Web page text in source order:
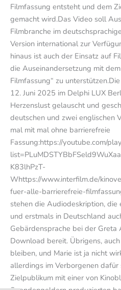
Filmfassung entsteht und dem
gemacht wird.Das Video soll
Filmbranche im
Version international zur
hinaus ist auch der Einsatz auf
die Auseinandersetzung mit
Filmfassung“ zu
12. Juni 2025 im Delphi LUX
Herzenslust gelauscht und
deutschen und zwei englischen
mal mit mal ohne barrierefreie
Fassung:https://youtube.com/
K83lhPzT-
Whttps://www.interfilm.de/
fuer-alle-barrierefreie-
stehen die Audiodeskription,
und erstmals in Deutschland
Gebärdensprache bei der Greta
Download bereit. Übrigens,
bleiben, und Marie ist ja nicht
allerdings im Verborgenen dafür
Zielpublikum mit einer von